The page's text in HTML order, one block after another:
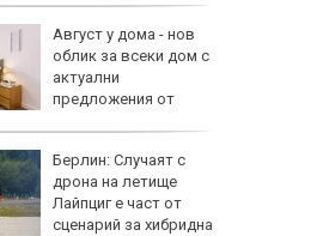
Август у дома - нов
облик за всеки дом с
актуални
предложения от
Берлин: Случаят с
дрона на летище
Лайпциг е част от
сценарий за хибридна